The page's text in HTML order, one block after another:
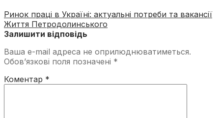
Ринок праці в Україні: актуальні потреби та вакансії
Життя Петродолинського
Залишити відповідь
Ваша e-mail адреса не оприлюднюватиметься.
Обов’язкові поля позначені *
Коментар *